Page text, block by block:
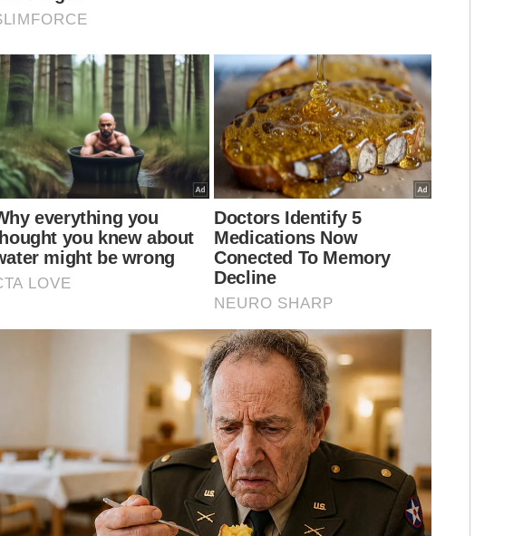
"Alhamdulillah jual murah ni bukan kata tak ada
untung langsung, masih ada dan cukup untuk buat
belanja serta pusing modal.
"Lagipun kita berniaga kawasan kampung, harga
RM3 ini dikira mereka mampu beli dan tidak
'Sup daging ada telur lalat, berbau'- Pengunjung bazar
Ramadan kecewa
Bukan sengaja naikkan harga
Harga juadah popular di bazar Ramadan meningkat
Masak lebih jimat atau beli lebih mudah?
Bazar Ramadan: Bubur lambuk, martabak antara yang
naik harga
Kos masak lebih jimat bagi yang berkeluarga